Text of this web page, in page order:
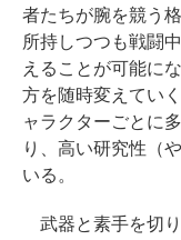
者たちが腕を競う
所持しつつも戦闘
えることが可能に
方を随時変えてい
ャラクターごとに
り、高い研究性（
いる。
武器と素手を切